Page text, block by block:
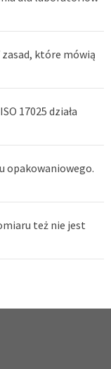
które mówią
17025 działa
opakowaniowego.
też nie jest